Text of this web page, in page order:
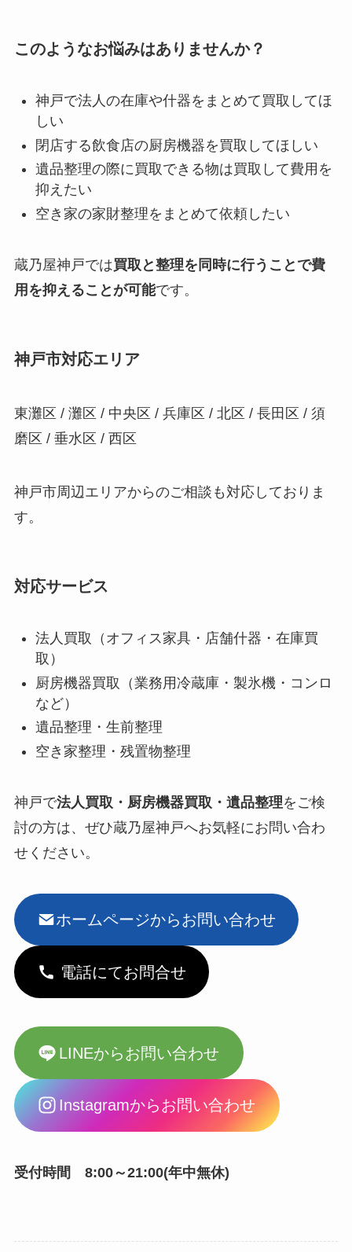
このようなお悩みはありませんか？
神戸で法人の在庫や什器をまとめて買取してほ
しい
閉店する飲食店の厨房機器を買取してほしい
遺品整理の際に買取できる物は買取して費用を
抑えたい
空き家の家財整理をまとめて依頼したい
蔵乃屋神戸では買取と整理を同時に行うことで費
用を抑えることが可能です。
神戸市対応エリア
東灘区 / 灘区 / 中央区 / 兵庫区 / 北区 / 長田区 / 須
磨区 / 垂水区 / 西区
神戸市周辺エリアからのご相談も対応しておりま
す。
対応サービス
法人買取（オフィス家具・店舗什器・在庫買
取）
厨房機器買取（業務用冷蔵庫・製氷機・コンロ
など）
遺品整理・生前整理
空き家整理・残置物整理
神戸で法人買取・厨房機器買取・遺品整理をご検
討の方は、ぜひ蔵乃屋神戸へお気軽にお問い合わ
せください。
ホームページからお問い合わせ
電話にてお問合せ
LINEからお問い合わせ
Instagramからお問い合わせ
受付時間 8:00～21:00(年中無休)